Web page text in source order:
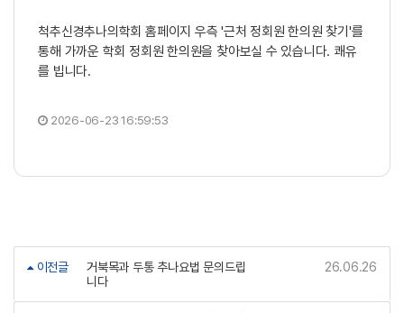
척추신경추나의학회 홈페이지 우측 '근처 정회원 한의원 찾기'를
통해 가까운 학회 정회원 한의원을 찾아보실 수 있습니다. 쾌유
를 빕니다.
2026-06-23 16:59:53
이전글
거북목과 두통 추나요법 문의드립
니다
26.06.26